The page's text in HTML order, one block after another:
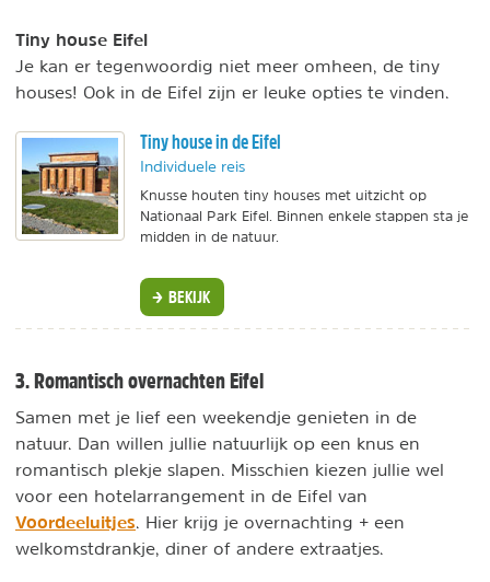
Tiny house Eifel
Je kan er tegenwoordig niet meer omheen, de tiny
houses! Ook in de Eifel zijn er leuke opties te vinden.
Tiny house in de Eifel
Individuele reis
Knusse houten tiny houses met uitzicht op
Nationaal Park Eifel. Binnen enkele stappen sta je
midden in de natuur.
BEKIJK
3. Romantisch overnachten Eifel
Samen met je lief een weekendje genieten in de
natuur. Dan willen jullie natuurlijk op een knus en
romantisch plekje slapen. Misschien kiezen jullie wel
voor een hotelarrangement in de Eifel van
Voordeeluitjes . Hier krijg je overnachting + een
welkomstdrankje, diner of andere extraatjes.